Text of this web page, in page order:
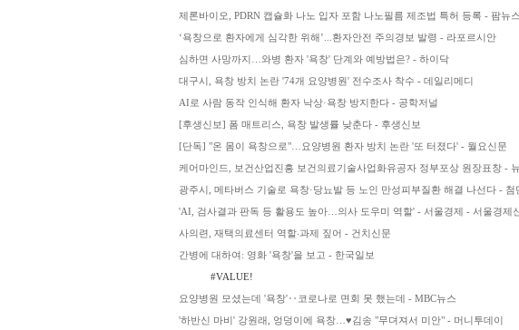
제론바이오, PDRN 캡슐화 나노 입자 포함 나노필름 제조법 특허 등록 - 팜뉴스
‘욕창으로 환자에게 심각한 위해’...환자안전 주의경보 발령 - 라포르시안
심하면 사망까지…와병 환자 '욕창' 단계와 예방법은? - 하이닥
대구시, 욕창 방치 논란 '74개 요양병원' 전수조사 착수 - 데일리메디
AI로 사람 동작 인식해 환자 낙상·욕창 방지한다 - 공학저널
[후생신보] 폼 매트리스, 욕창 발생률 낮춘다 - 후생신보
[단독] "온 몸이 욕창으로"…요양병원 환자 방치 논란 '또 터졌다' - 월요신문
케어마인드, 보건산업진흥 보건의료기술사업화유공자 정부포상 원장표창 -
광주시, 메타버스 기술로 욕창·당뇨발 등 노인 만성피부질환 해결 나선다 - 첨
'AI, 검사결과 판독 등 활용도 높아…의사 도우미 역할' - 서울경제 - 서울경제
사의련, 재택의료센터 역할‧과제 짚어 - 건치신문
간병에 대하여: 영화 '욕창'을 보고 - 한국일보
#VALUE!
요양병원 모셨는데 '욕창'‥코로나로 면회 못 했는데 - MBC뉴스
'하반신 마비' 강원래, 엉덩이에 욕창…♥김송 "무뎌져서 미안" - 머니투데이